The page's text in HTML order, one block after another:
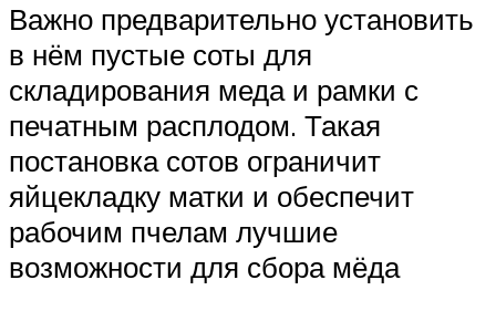
Важно предварительно установить
в нём пустые соты для
складирования меда и рамки с
печатным расплодом. Такая
постановка сотов ограничит
яйцекладку матки и обеспечит
рабочим пчелам лучшие
возможности для сбора мёда